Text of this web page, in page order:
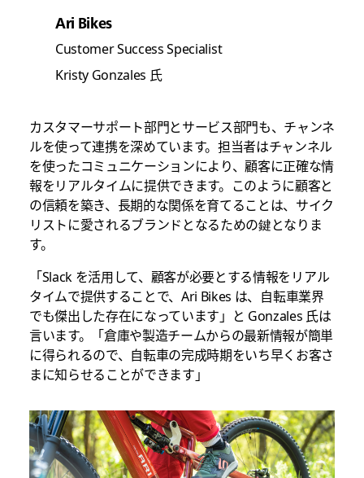
Ari Bikes
Customer Success Specialist
Kristy Gonzales 氏
カスタマーサポート部門とサービス部門も、チャンネ
ルを使って連携を深めています。担当者はチャンネル
を使ったコミュニケーションにより、顧客に正確な情
報をリアルタイムに提供できます。このように顧客と
の信頼を築き、長期的な関係を育てることは、サイク
リストに愛されるブランドとなるための鍵となりま
す。
「Slack を活用して、顧客が必要とする情報をリアル
タイムで提供することで、Ari Bikes は、自転車業界
でも傑出した存在になっています」と Gonzales 氏は
言います。「倉庫や製造チームからの最新情報が簡単
に得られるので、自転車の完成時期をいち早くお客さ
まに知らせることができます」